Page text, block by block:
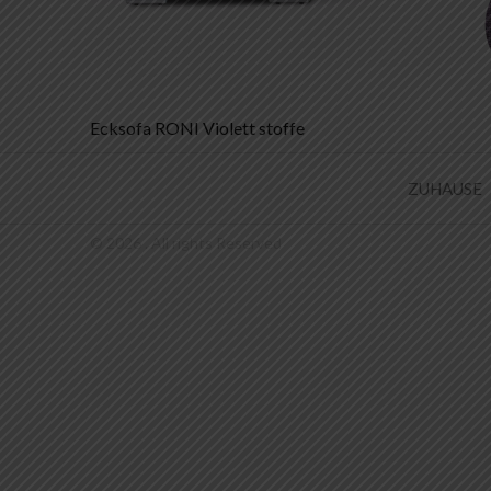
Beitrags-
Ecksofa RONI Violett stoffe
ZUHAUSE